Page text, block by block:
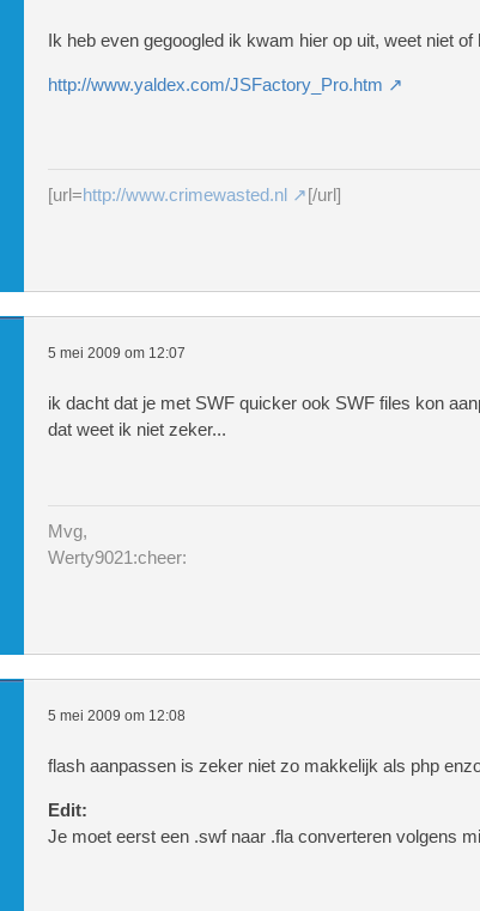
Ik heb even gegoogled ik kwam hier op uit, weet niet of
http://www.yaldex.com/JSFactory_Pro.htm
[url=http://www.crimewasted.nl [/url]
5 mei 2009 om 12:07
ik dacht dat je met SWF quicker ook SWF files kon
dat weet ik niet zeker...
Mvg,
Werty9021:cheer:
5 mei 2009 om 12:08
flash aanpassen is zeker niet zo makkelijk als php
Edit:
Je moet eerst een .swf naar .fla converteren volgens